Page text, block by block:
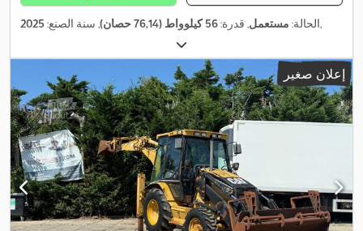
الحالة: مستعمل, قدرة:56 كيلوواط (76,14 حصان) , سنة الصنع: 2025 ,
إعلان صغير